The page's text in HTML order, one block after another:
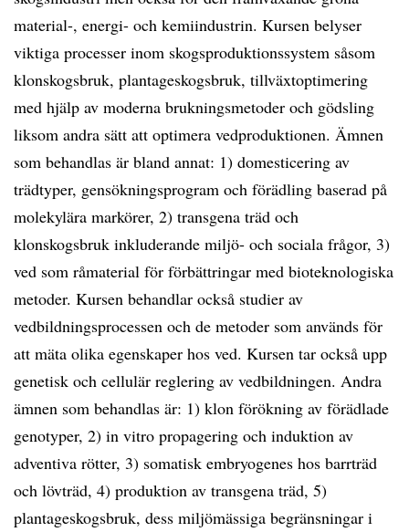
material-, energi- och kemiindustrin. Kursen belyser
viktiga processer inom skogsproduktionssystem såsom
klonskogsbruk, plantageskogsbruk, tillväxtoptimering
med hjälp av moderna brukningsmetoder och gödsling
liksom andra sätt att optimera vedproduktionen. Ämnen
som behandlas är bland annat: 1) domesticering av
trädtyper, gensökningsprogram och förädling baserad på
molekylära markörer, 2) transgena träd och
klonskogsbruk inkluderande miljö- och sociala frågor, 3)
ved som råmaterial för förbättringar med bioteknologiska
metoder. Kursen behandlar också studier av
vedbildningsprocessen och de metoder som används för
att mäta olika egenskaper hos ved. Kursen tar också upp
genetisk och cellulär reglering av vedbildningen. Andra
ämnen som behandlas är: 1) klon förökning av förädlade
genotyper, 2) in vitro propagering och induktion av
adventiva rötter, 3) somatisk embryogenes hos barrträd
och lövträd, 4) produktion av transgena träd, 5)
plantageskogsbruk, dess miljömässiga begränsningar i